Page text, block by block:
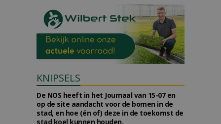
KNIPSELS
De NOS heeft in het Journaal van 15-07 en
op de site aandacht voor de bomen in de
stad, en hoe (én of) deze in de toekomst de
stad koel kunnen houden.